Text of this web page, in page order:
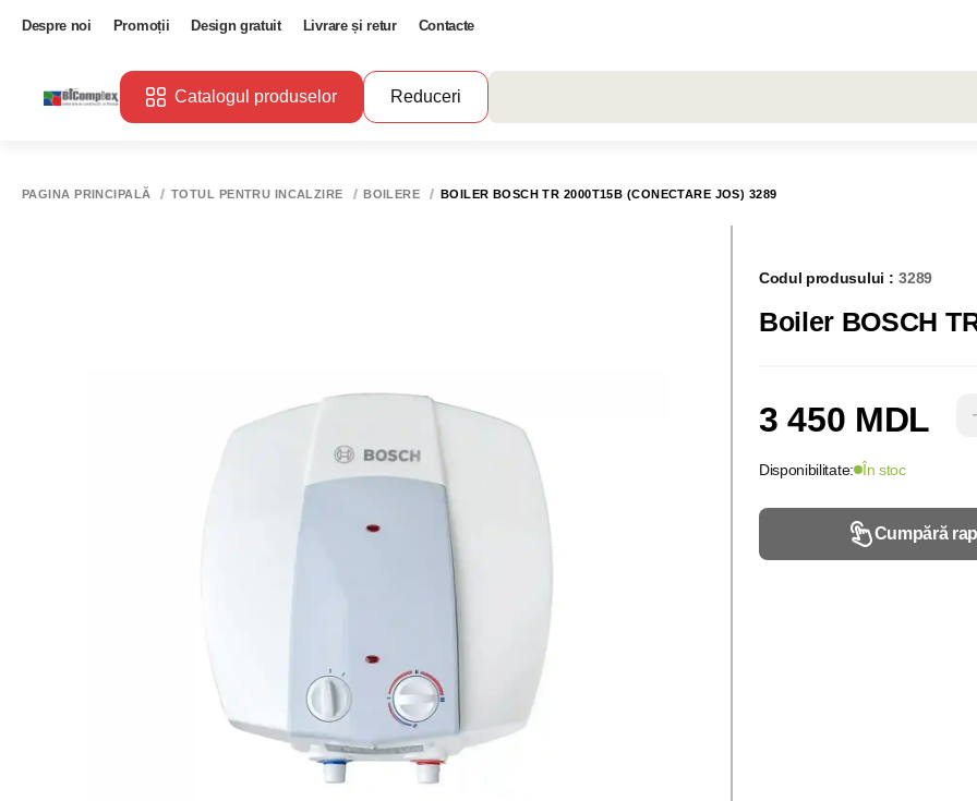
Despre noi Promoții Design gratuit Livrare și retur Contacte
Catalogul produselor Reduceri
PAGINA PRINCIPALĂ TOTUL PENTRU INCALZIRE BOILERE BOILER BOSCH TR 2000T15B (CONECTARE JOS) 3289
Codul produsului : 3289
3 450 MDL
Disponibilitate: În stoc
Cumpără